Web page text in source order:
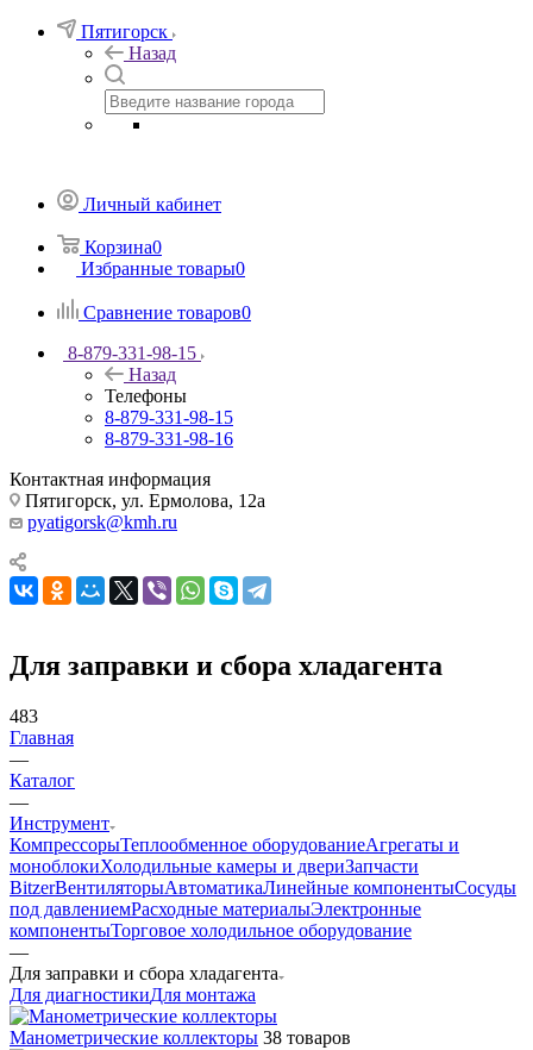
Пятигорск
Назад
Личный кабинет
Корзина0
Избранные товары0
Сравнение товаров0
8-879-331-98-15
Назад
Телефоны
8-879-331-98-15
8-879-331-98-16
Контактная информация
Пятигорск, ул. Ермолова, 12а
pyatigorsk@kmh.ru
Для заправки и сбора хладагента
483
Главная
—
Каталог
—
Инструмент
КомпрессорыТеплообменное оборудованиеАгрегаты и
моноблокиХолодильные камеры и двериЗапчасти
BitzerВентиляторыАвтоматикаЛинейные компонентыСосуды
под давлениемРасходные материалыЭлектронные
компонентыТорговое холодильное оборудование
—
Для заправки и сбора хладагента
Для диагностикиДля монтажа
Манометрические коллекторы 38 товаров